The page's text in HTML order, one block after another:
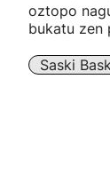
oztopo
bukatu zen
Saski